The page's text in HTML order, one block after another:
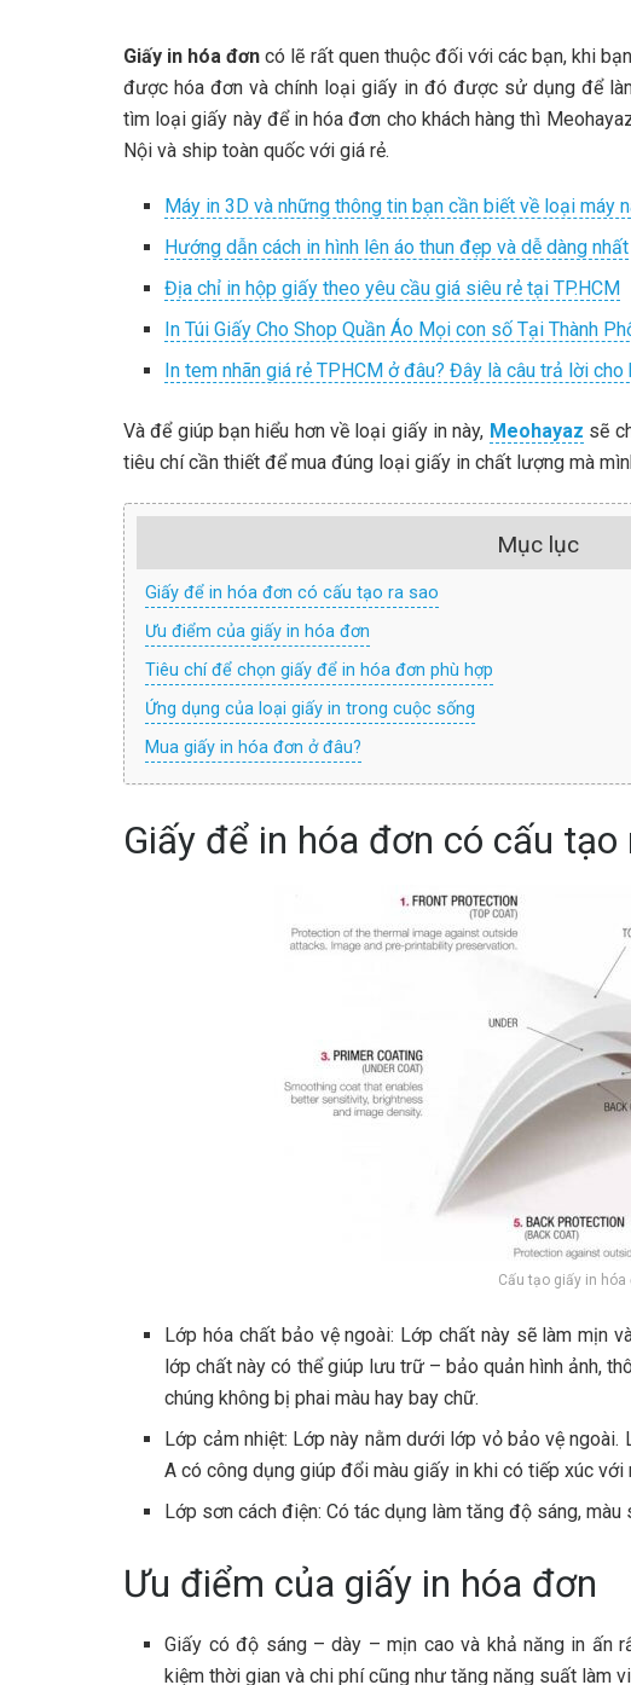
Giấy in hóa đơn có lẽ rất quen thuộc đối với các bạn, khi
được hóa đơn và chính loại giấy in đó được sử dụng để
tìm loại giấy này để in hóa đơn cho khách hàng thì
Nội và ship toàn quốc với giá rẻ.
Máy in 3D và những thông tin bạn cần biết về loại máy
Hướng dẫn cách in hình lên áo thun đẹp và dễ dàng nhất
Địa chỉ in hộp giấy theo yêu cầu giá siêu rẻ tại TP.HCM
In Túi Giấy Cho Shop Quần Áo Mọi con số Tại Thành
In tem nhãn giá rẻ TPHCM ở đâu? Đây là câu trả lời cho
Và để giúp bạn hiểu hơn về loại giấy in này, Meohayaz sẽ
tiêu chí cần thiết để mua đúng loại giấy in chất lượng mà
Mục lục
Giấy để in hóa đơn có cấu tạo ra sao
Ưu điểm của giấy in hóa đơn
Tiêu chí để chọn giấy để in hóa đơn phù hợp
Ứng dụng của loại giấy in trong cuộc sống
Mua giấy in hóa đơn ở đâu?
Giấy để in hóa đơn có cấu tạo
Cấu tạo giấy in hóa
Lớp hóa chất bảo vệ ngoài: Lớp chất này sẽ làm mịn
lớp chất này có thể giúp lưu trữ – bảo quản hình ảnh,
chúng không bị phai màu hay bay chữ.
Lớp cảm nhiệt: Lớp này nằm dưới lớp vỏ bảo vệ
A có công dụng giúp đổi màu giấy in khi có tiếp xúc với
Lớp sơn cách điện: Có tác dụng làm tăng độ sáng,
Ưu điểm của giấy in hóa đơn
Giấy có độ sáng – dày – mịn cao và khả năng in ấn
kiệm thời gian và chi phí cũng như tăng năng suất làm